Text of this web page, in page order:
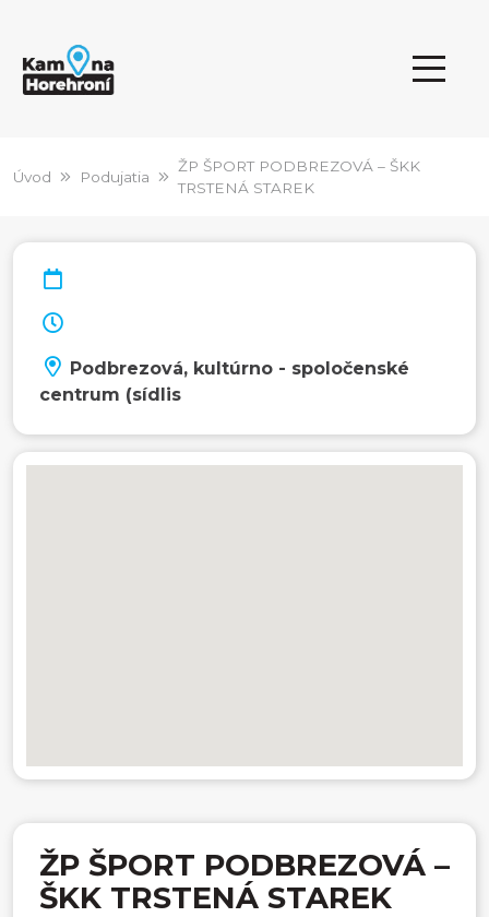
Úvod Podujatia
ŽP ŠPORT PODBREZOVÁ – ŠKK
TRSTENÁ STAREK
Podbrezová, kultúrno - spoločenské
centrum (sídlis
ŽP ŠPORT PODBREZOVÁ –
ŠKK TRSTENÁ STAREK